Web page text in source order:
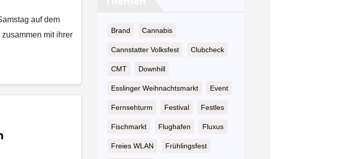
auf dem
mit ihrer
Brand Cannabis
Cannstatter Volksfest Clubcheck
CMT Downhill
Esslinger Weihnachtsmarkt Event
Fernsehturm Festival Festles
Fischmarkt Flughafen Fluxus
Freies WLAN Frühlingsfest